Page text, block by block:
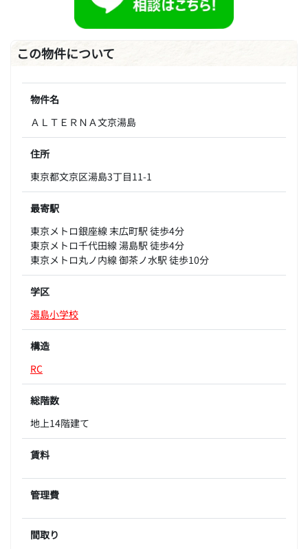
この物件について
物件名
ＡＬＴＥＲＮＡ文京湯島
住所
東京都文京区湯島3丁目11-1
最寄駅
東京メトロ銀座線 末広町駅 徒歩4分
東京メトロ千代田線 湯島駅 徒歩4分
東京メトロ丸ノ内線 御茶ノ水駅 徒歩10分
学区
湯島小学校
構造
RC
総階数
地上14階建て
賃料
管理費
間取り